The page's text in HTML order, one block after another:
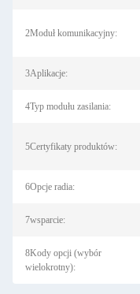
2Moduł komunikacyjny:
3Aplikacje:
4Typ modułu zasilania:
5Certyfikaty produktów:
6Opcje radia:
7wsparcie:
8Kody opcji (wybór
wielokrotny):